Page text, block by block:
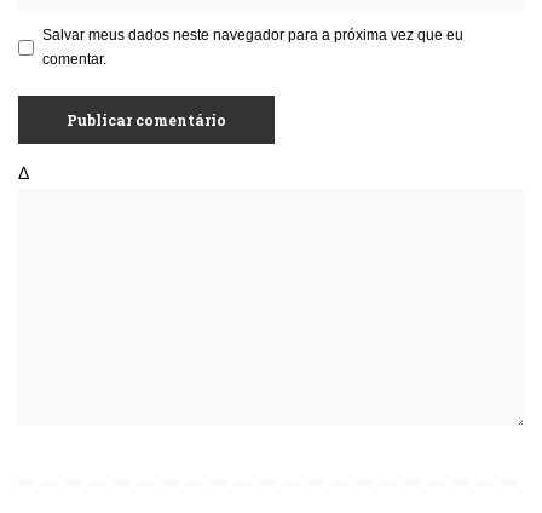
Salvar meus dados neste navegador para a próxima vez que eu
comentar.
Δ